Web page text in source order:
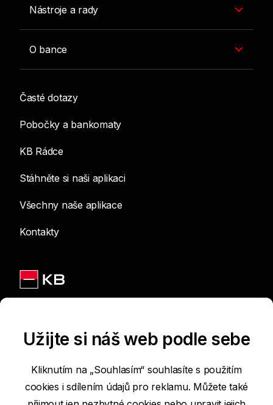
Nástroje a rady
O bance
Časté dotazy
Pobočky a bankomaty
KB Rádce
Stáhněte si naši aplikaci
Všechny naše aplikace
Kontakty
Podmínky používání internetových stránek
Užijte si náš web podle sebe
Kliknutím na „Souhlasím“ souhlasíte s použitím
cookies i sdílením údajů pro reklamu. Můžete také